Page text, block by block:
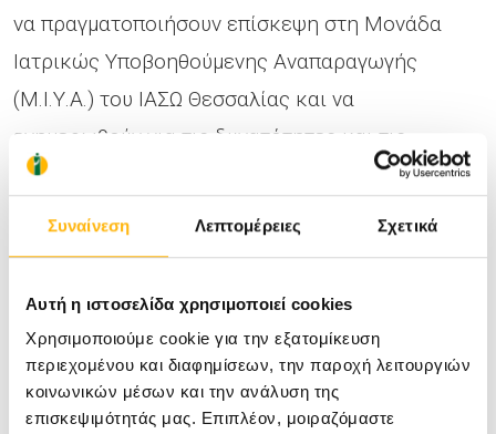
Συναίνεση Λεπτομέρειες Σχετικά
Αυτή η ιστοσελίδα χρησιμοποιεί cookies
Χρησιμοποιούμε cookie για την εξατομίκευση
περιεχομένου και διαφημίσεων, την παροχή λειτουργιών
κοινωνικών μέσων και την ανάλυση της
επισκεψιμότητάς μας. Επιπλέον, μοιραζόμαστε
να πραγματοποιήσουν επίσκεψη στη Μονάδα
Ιατρικώς Υποβοηθούμενης Αναπαραγωγής
(Μ.Ι.Υ.Α.) του ΙΑΣΩ Θεσσαλίας και να
ενημερωθούν για τις δυνατότητες και τις
διαδικασίες της εξωσωματικής από την
επιστημονική ομάδα της Μονάδας. Για να
προγραμματίσετε ραντεβού καλέστε στα
Ο Έλεγχος Γονιμότητας πραγματοποιείται στη